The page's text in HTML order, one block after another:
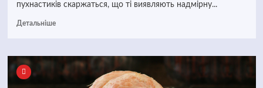
пухнастиків скаржаться, що ті виявляють надмірну...
Детальніше